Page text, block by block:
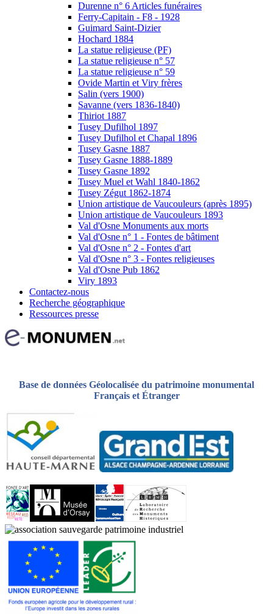
Durenne n° 6 Articles funéraires
Ferry-Capitain - F8 - 1928
Guimard Saint-Dizier
Hochard 1884
La statue religieuse (PF)
La statue religieuse n° 57
La statue religieuse n° 59
Ovide Martin et Viry frères
Salin (vers 1900)
Savanne (vers 1836-1840)
Thiriot 1887
Tusey Dufilhol 1897
Tusey Dufilhol et Chapal 1896
Tusey Gasne 1887
Tusey Gasne 1888-1889
Tusey Gasne 1892
Tusey Muel et Wahl 1840-1862
Tusey Zégut 1862-1874
Union artistique de Vaucouleurs (après 1895)
Union artistique de Vaucouleurs 1893
Val d'Osne Monuments aux morts
Val d'Osne n° 1 - Fontes de bâtiment
Val d'Osne n° 2 - Fontes d'art
Val d'Osne n° 3 - Fontes religieuses
Val d'Osne Pub 1862
Viry 1893
Contactez-nous
Recherche géographique
Ressources presse
Base de données Géolocalisée du patrimoine monumental
Français et Étranger